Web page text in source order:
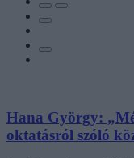
Hana György:
oktatásról szóló